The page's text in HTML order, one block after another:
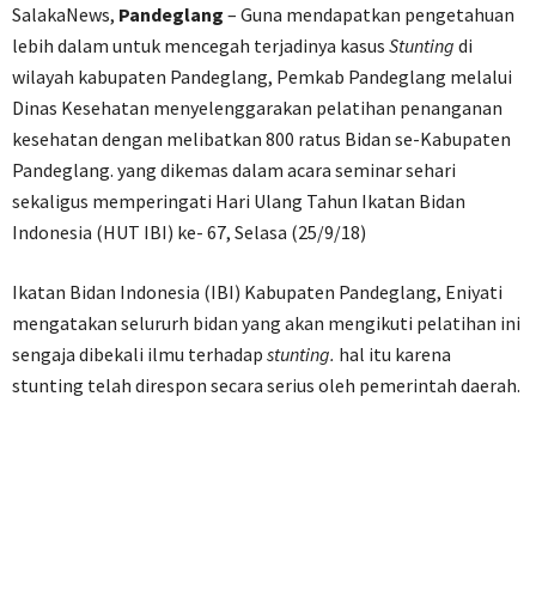
SalakaNews, Pandeglang – Guna mendapatkan pengetahuan
lebih dalam untuk mencegah terjadinya kasus Stunting di
wilayah kabupaten Pandeglang, Pemkab Pandeglang melalui
Dinas Kesehatan menyelenggarakan pelatihan penanganan
kesehatan dengan melibatkan 800 ratus Bidan se-Kabupaten
Pandeglang. yang dikemas dalam acara seminar sehari
sekaligus memperingati Hari Ulang Tahun Ikatan Bidan
Indonesia (HUT IBI) ke- 67, Selasa (25/9/18)
Ikatan Bidan Indonesia (IBI) Kabupaten Pandeglang, Eniyati
mengatakan selururh bidan yang akan mengikuti pelatihan ini
sengaja dibekali ilmu terhadap stunting. hal itu karena
stunting telah direspon secara serius oleh pemerintah daerah.